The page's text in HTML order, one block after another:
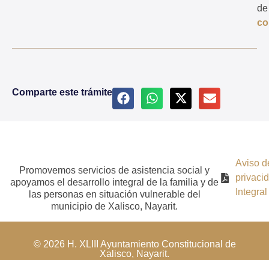
de
Comparte este trámite
Promovemos servicios de asistencia social y
apoyamos el desarrollo integral de la familia y de
las personas en situación vulnerable del
municipio de Xalisco, Nayarit.
Aviso
Integral
© 2026 H. XLIII Ayuntamiento Constitucional de
Xalisco, Nayarit.